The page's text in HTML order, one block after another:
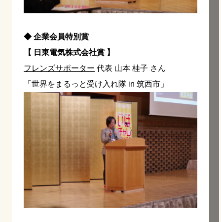
◆ 企業会員特別賞
【 日東電気株式会社賞 】
フレンズサポーター 代表 山本 桂子 さん
「世界をまるっと受け入れ隊 in 筑西市」